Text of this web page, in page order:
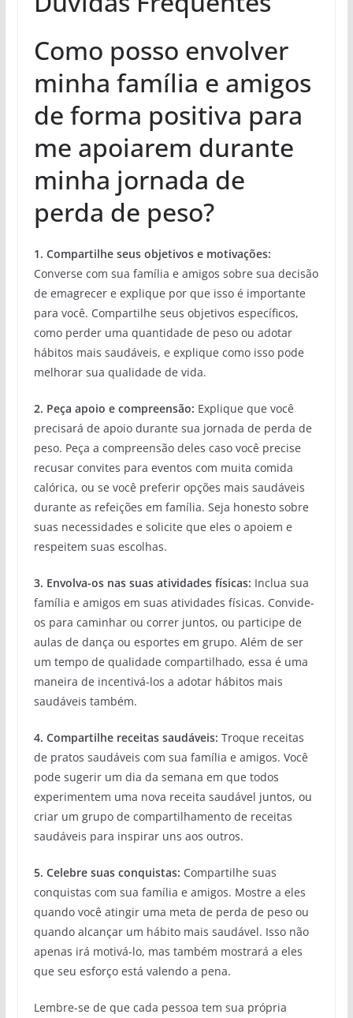
Como posso envolver
minha família e amigos
de forma positiva para
me apoiarem durante
minha jornada de
perda de peso?
1. Compartilhe seus objetivos e motivações:
Converse com sua família e amigos sobre sua decisão
de emagrecer e explique por que isso é importante
para você. Compartilhe seus objetivos específicos,
como perder uma quantidade de peso ou adotar
hábitos mais saudáveis, e explique como isso pode
melhorar sua qualidade de vida.
2. Peça apoio e compreensão: Explique que você
precisará de apoio durante sua jornada de perda de
peso. Peça a compreensão deles caso você precise
recusar convites para eventos com muita comida
calórica, ou se você preferir opções mais saudáveis
durante as refeições em família. Seja honesto sobre
suas necessidades e solicite que eles o apoiem e
respeitem suas escolhas.
3. Envolva-os nas suas atividades físicas: Inclua sua
família e amigos em suas atividades físicas. Convide-
os para caminhar ou correr juntos, ou participe de
aulas de dança ou esportes em grupo. Além de ser
um tempo de qualidade compartilhado, essa é uma
maneira de incentivá-los a adotar hábitos mais
saudáveis também.
4. Compartilhe receitas saudáveis: Troque receitas
de pratos saudáveis com sua família e amigos. Você
pode sugerir um dia da semana em que todos
experimentem uma nova receita saudável juntos, ou
criar um grupo de compartilhamento de receitas
saudáveis para inspirar uns aos outros.
5. Celebre suas conquistas: Compartilhe suas
conquistas com sua família e amigos. Mostre a eles
quando você atingir uma meta de perda de peso ou
quando alcançar um hábito mais saudável. Isso não
apenas irá motivá-lo, mas também mostrará a eles
que seu esforço está valendo a pena.
Lembre-se de que cada pessoa tem sua própria